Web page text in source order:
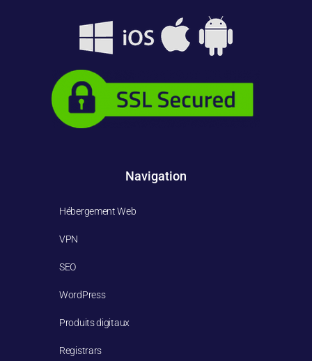
Navigation
Hébergement Web
VPN
SEO
WordPress
Produits digitaux
Registrars